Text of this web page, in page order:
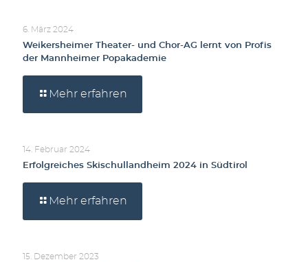
6. März 2024
Weikersheimer Theater- und Chor-AG lernt von Profis
der Mannheimer Popakademie
Mehr erfahren
14. Februar 2024
Erfolgreiches Skischullandheim 2024 in Südtirol
Mehr erfahren
15. Dezember 2023